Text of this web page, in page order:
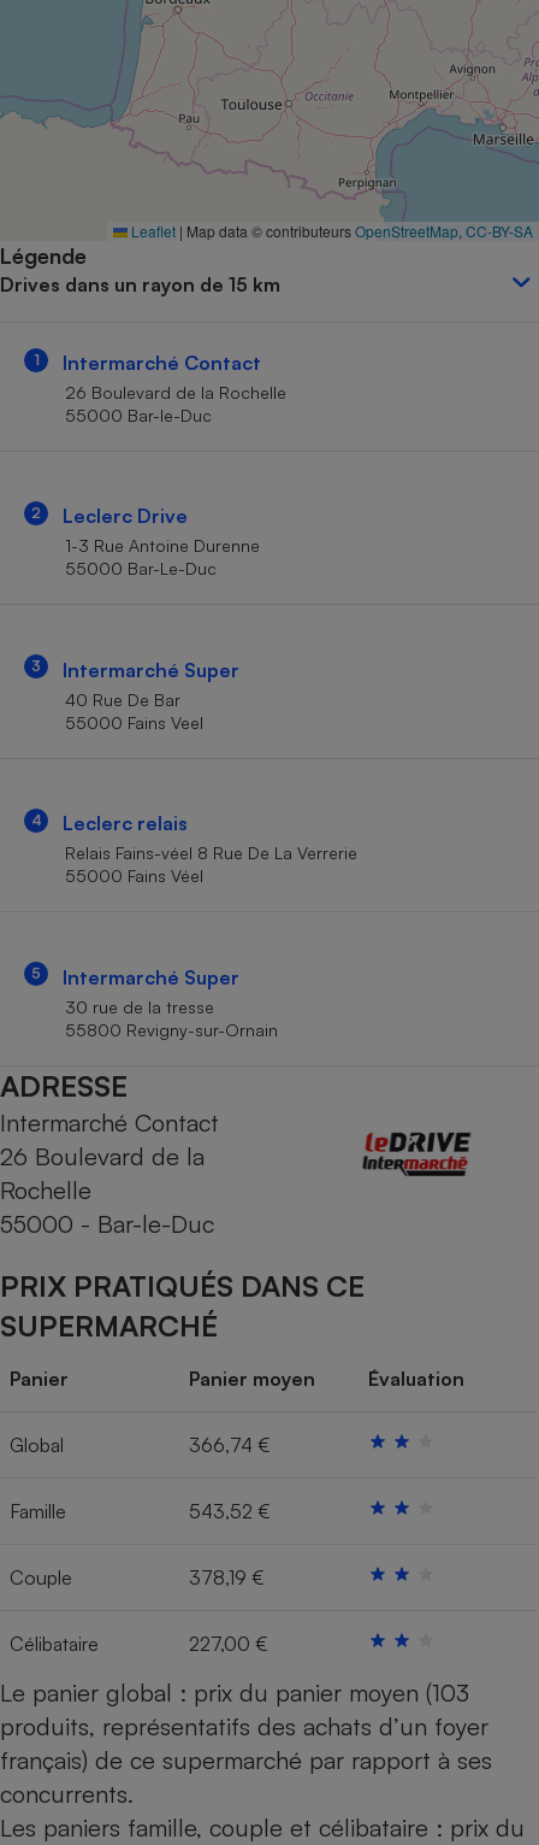
Leaflet | Map data © contributeursOpenStreetMap CC-BY-SA
Légende
Drives dans un rayon de 15 km
1 Intermarché Contact
26 Boulevard de la Rochelle
55000 Bar-le-Duc
2 Leclerc Drive
1-3 Rue Antoine Durenne
55000 Bar-Le-Duc
3 Intermarché Super
40 Rue De Bar
55000 Fains Veel
4 Leclerc relais
Relais Fains-véel 8 Rue De La Verrerie
55000 Fains Véel
5 Intermarché Super
30 rue de la tresse
55800 Revigny-sur-Ornain
ADRESSE
Intermarché Contact
26 Boulevard de la
Rochelle
55000 - Bar-le-Duc
PRIX PRATIQUÉS DANS CE
SUPERMARCHÉ
Panier Panier moyen Évaluation
Global 366,74 €
Famille 543,52 €
Couple 378,19 €
Célibataire 227,00 €
Le panier global : prix du panier moyen (103
produits, représentatifs des achats d’un foyer
français) de ce supermarché par rapport à ses
concurrents.
Les paniers famille, couple et célibataire : prix du
Complément
alimentaire
Assurance emprunteur
Banque
Petit électroménager -
Climatiseur -
Matelas
Mutuelle